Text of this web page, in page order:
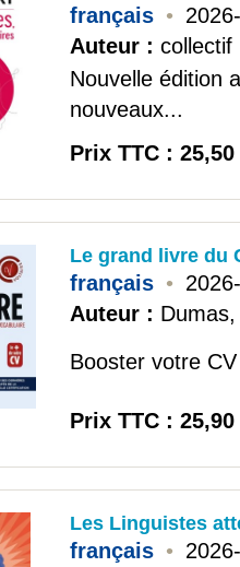
français •
Auteur : collectif
Nouvelle édition
nouveaux...
Prix TTC : 25,50
Le grand livre du
français •
Auteur :
Booster votre
Prix TTC : 25,90
Les Linguistes
français •